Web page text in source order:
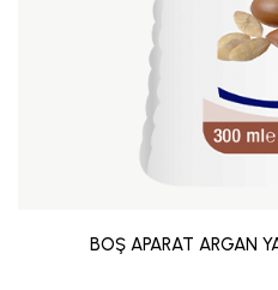
BOŞ APARAT ARGAN